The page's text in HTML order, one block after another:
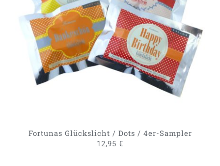
IN DEN WARENKORB
/
DETAILS
Fortunas Glückslicht / Dots / 4er-Sampler
12,95 €